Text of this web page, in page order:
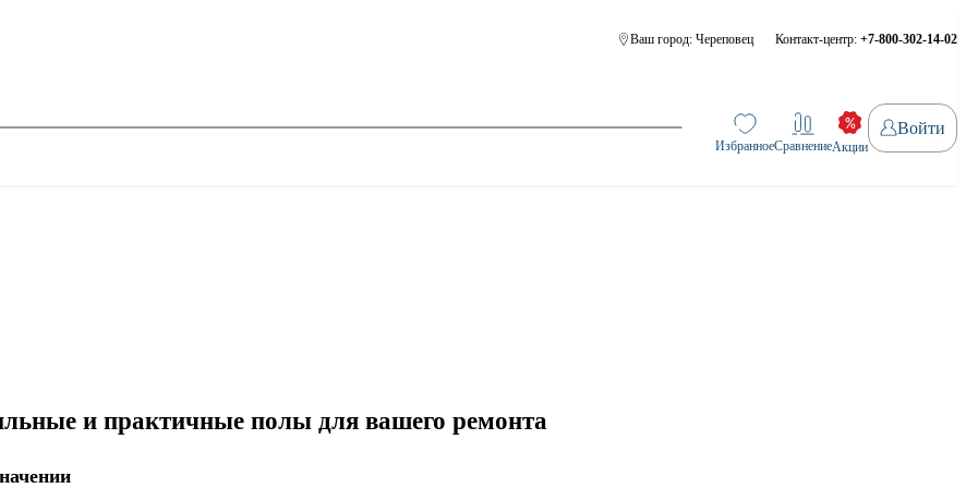
Ваш город: Череповец Контакт-центр: +7-800-302-14-02
ИзбранноеСравнениеАкции
Войти
и практичные полы для вашего ремонта